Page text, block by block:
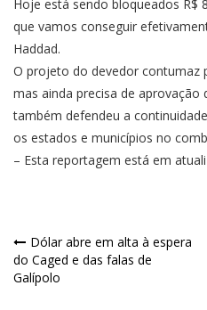
Hoje está sendo bloqueados R$
que vamos conseguir
Haddad.
O projeto do devedor contumaz
mas ainda precisa de aprovação
também defendeu a
os estados e municípios no
– Esta reportagem está em
Navegação
de
Dólar abre em alta à espera
do Caged e das falas de
Galípolo